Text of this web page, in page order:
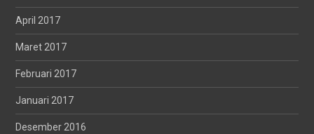
April 2017
Maret 2017
Februari 2017
Januari 2017
Desember 2016